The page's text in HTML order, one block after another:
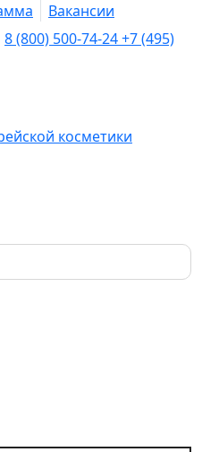
Вакансии
8 (800) 500-74-24+7 (495)
косметики